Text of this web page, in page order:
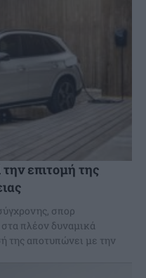
επιτομή της
σπορ
πλέον δυναμικά
της αποτυπώνει με την